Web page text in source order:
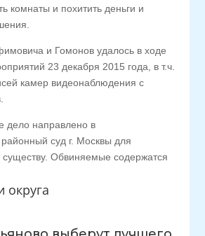
округа
комнаты и похитить деньги и
и Гомонов удалось в ходе
23 декабря 2015 года, в т.ч.
камер видеонаблюдения с
дело направлено в
суд г. Москвы для
существу. Обвиняемые содержатся